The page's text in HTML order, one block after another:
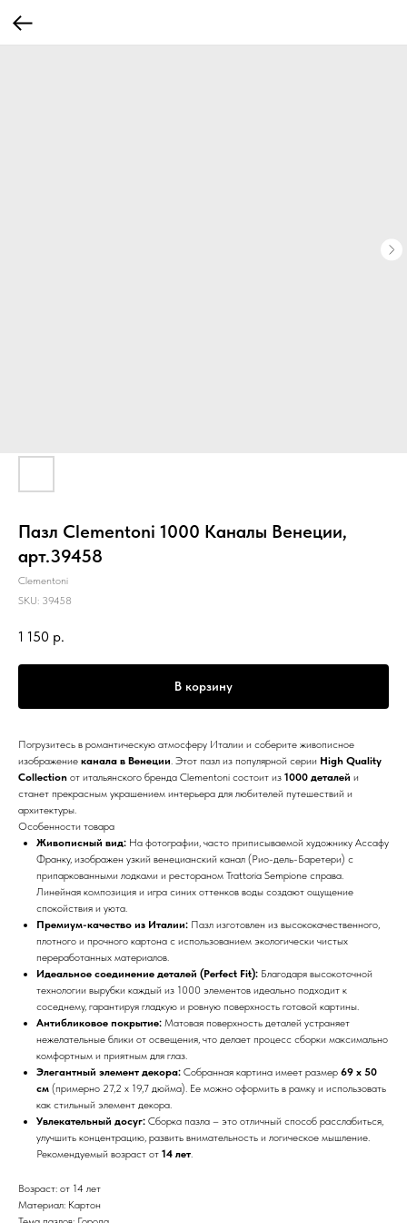
Пазл Clementoni 1000 Каналы Венеции,
арт.39458
Clementoni
SKU: 39458
1 150 р.
В корзину
Погрузитесь в романтическую атмосферу Италии и соберите живописное
изображение канала в Венеции. Этот пазл из популярной серии High Quality
Collection от итальянского бренда Clementoni состоит из 1000 деталей и
станет прекрасным украшением интерьера для любителей путешествий и
архитектуры.
Особенности товара
Живописный вид: На фотографии, часто приписываемой художнику Ассафу
Франку, изображен узкий венецианский канал (Рио-дель-Баретери) с
припаркованными лодками и рестораном Trattoria Sempione справа.
Линейная композиция и игра синих оттенков воды создают ощущение
спокойствия и уюта.
Премиум-качество из Италии: Пазл изготовлен из высококачественного,
плотного и прочного картона с использованием экологически чистых
переработанных материалов.
Идеальное соединение деталей (Perfect Fit): Благодаря высокоточной
технологии вырубки каждый из 1000 элементов идеально подходит к
соседнему, гарантируя гладкую и ровную поверхность готовой картины.
Антибликовое покрытие: Матовая поверхность деталей устраняет
нежелательные блики от освещения, что делает процесс сборки максимально
комфортным и приятным для глаз.
Элегантный элемент декора: Собранная картина имеет размер 69 х 50
см (примерно 27,2 x 19,7 дюйма). Ее можно оформить в рамку и использовать
как стильный элемент декора.
Увлекательный досуг: Сборка пазла – это отличный способ расслабиться,
улучшить концентрацию, развить внимательность и логическое мышление.
Рекомендуемый возраст от 14 лет.
Возраст: от 14 лет
Материал: Картон